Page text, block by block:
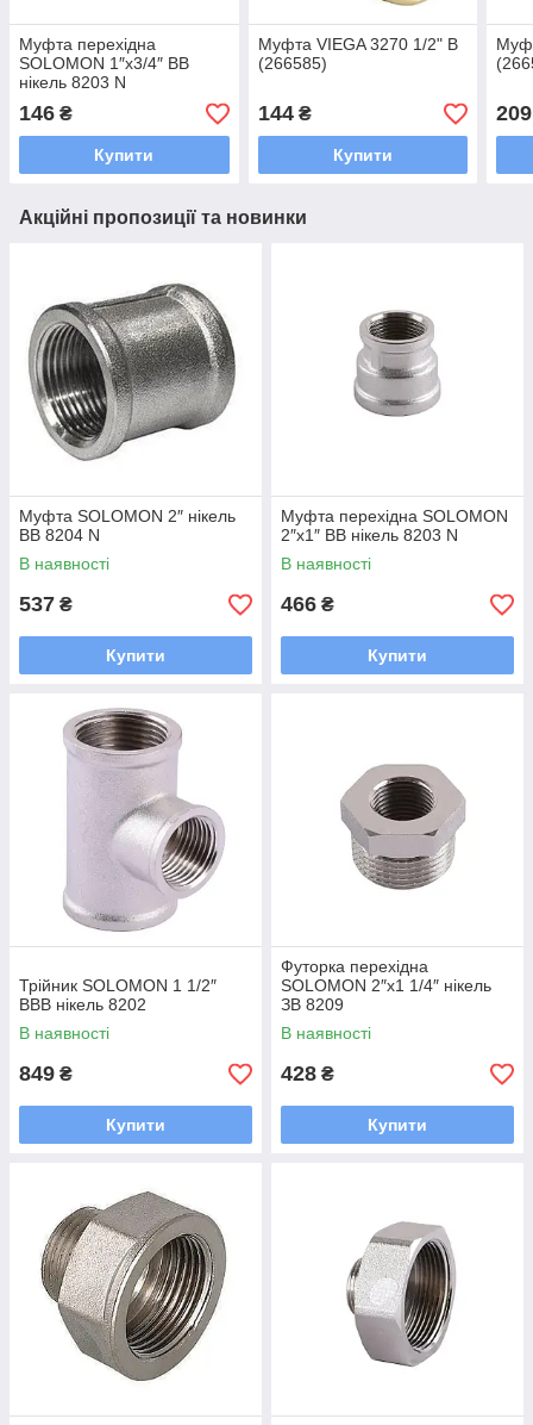
Муфта перехідна
SOLOMON 1″х3/4″ ВВ
нікель 8203 N
146 ₴
Купити
Муфта VIEGA 3270 1/2" В
(266585)
144₴
Купити
209
Акційні пропозиції та новинки
Муфта SOLOMON 2″ нікель
ВВ 8204 N
В наявності
537 ₴
Купити
Муфта перехідна SOLOMON
2″х1″ ВВ нікель 8203 N
В наявності
466 ₴
Купити
Трійник SOLOMON 1 1/2″
ВВВ нікель 8202
В наявності
849 ₴
Купити
Футорка перехідна
SOLOMON 2″х1 1/4″ нікель
ЗВ 8209
В наявності
428 ₴
Купити